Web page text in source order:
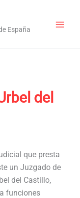
España
del
que presta
un Juzgado de
del Castillo,
funciones